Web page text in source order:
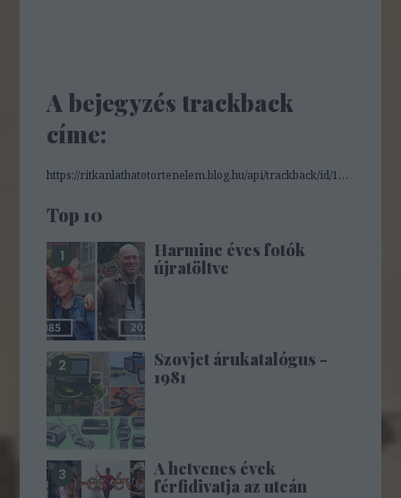
A bejegyzés trackback
címe:
https://ritkanlathatotortenelem.blog.hu/api/trackback/id/19127623
Top 10
Harminc éves fotók
újratöltve
Szovjet árukatalógus -
1981
A hetvenes évek
férfidivatja az utcán